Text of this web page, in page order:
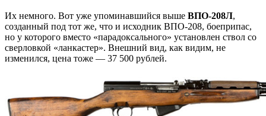
Их немного. Вот уже упоминавшийся выше ВПО-208Л,
созданный под тот же, что и исходник ВПО-208, боеприпас,
но у которого вместо «парадоксального» установлен ствол со
сверловкой «ланкастер». Внешний вид, как видим, не
изменился, цена тоже — 37 500 рублей.